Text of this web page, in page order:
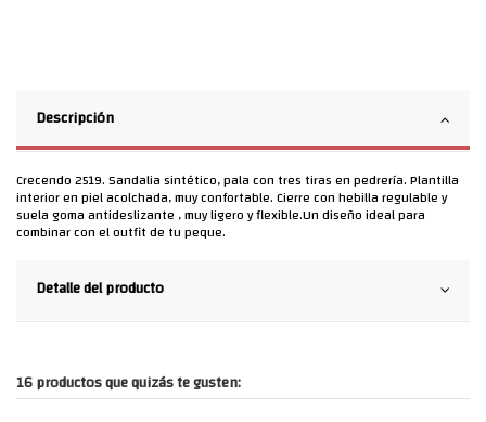
Descripción
Crecendo 2519. Sandalia sintético, pala con tres tiras en pedrería. Plantilla
interior en piel acolchada, muy confortable. Cierre con hebilla regulable y
suela goma antideslizante , muy ligero y flexible.Un diseño ideal para
combinar con el outfit de tu peque.
Detalle del producto
16 productos que quizás te gusten: